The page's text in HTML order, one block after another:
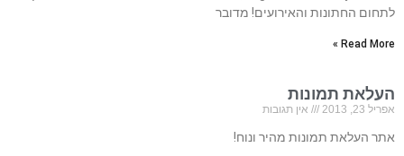
לתחום החתונות והאירועים! מדובר
Read More »
העלאת תמונות
אפריל 23, 2013 אין תגובות
אתר העלאת תמונות מהיר ונוח!